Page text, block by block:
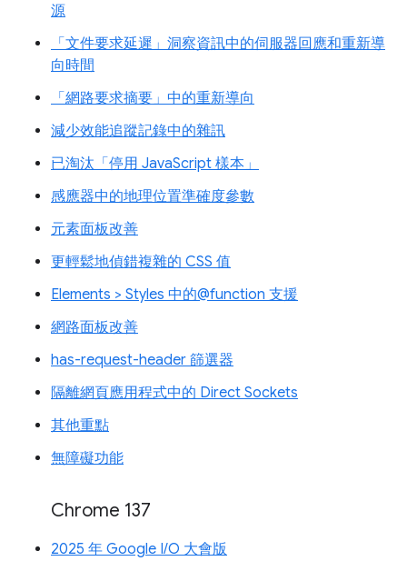
源
「文件要求延遲」洞察資訊中的伺服器回應和重新導
向時間
「網路要求摘要」中的重新導向
減少效能追蹤記錄中的雜訊
已淘汰「停用 JavaScript 樣本」
感應器中的地理位置準確度參數
元素面板改善
更輕鬆地偵錯複雜的 CSS 值
Elements > Styles 中的@function 支援
網路面板改善
has-request-header 篩選器
隔離網頁應用程式中的 Direct Sockets
其他重點
無障礙功能
Chrome 137
2025 年 Google I/O 大會版